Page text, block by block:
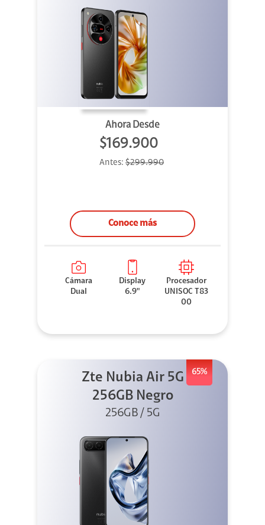
Ahora Desde
$169.900
Antes: $299.990
Conoce más
Cámara
Dual
Display
6.9"
Procesador
UNISOC T83
00
65%
Zte Nubia Air 5G
256GB Negro
256GB / 5G